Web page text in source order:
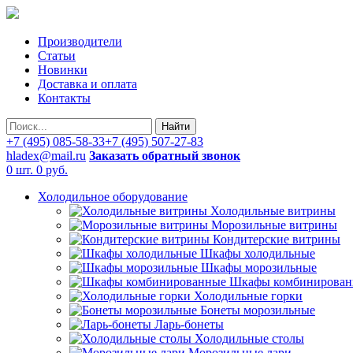
Производители
Статьи
Новинки
Доставка и оплата
Контакты
Найти
+7 (495) 085-58-33+7 (495) 507-27-83
hladex@mail.ru Заказать обратный звонок
0 шт. 0 руб.
Холодильное оборудование
Холодильные витрины
Морозильные витрины
Кондитерские витрины
Шкафы холодильные
Шкафы морозильные
Шкафы
Холодильные горки
Бонеты морозильные
Ларь-бонеты
Холодильные столы